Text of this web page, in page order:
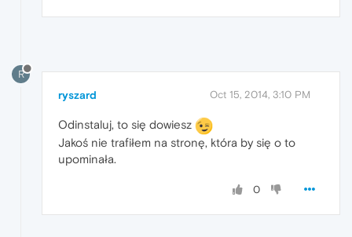
R
ryszard Oct 15, 2014, 3:10 PM
Odinstaluj, to się dowiesz
Jakoś nie trafiłem na stronę, która by się o to
upominała.
0